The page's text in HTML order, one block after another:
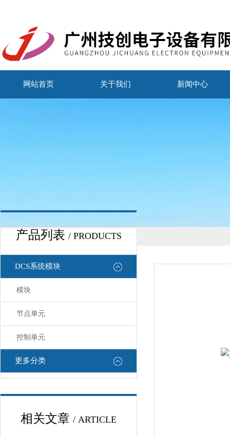
网站首页 关于我们 新闻中心
产品列表 / PRODUCTS
DCS系统模块
模块
节点单元
控制单元
更多分类
相关文章 / ARTICLE